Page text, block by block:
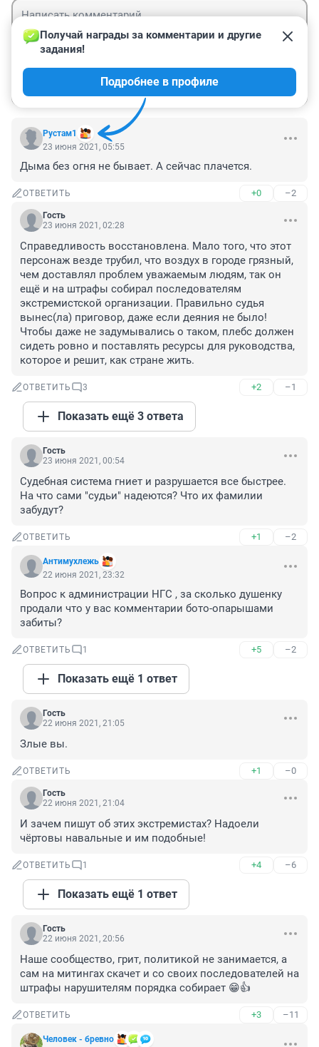
Рустам1
Получай награды за комментарии и другие
задания!
Подробнее в профиле
23 июня 2021, 05:55
Дыма без огня не бывает. А сейчас плачется.
ОТВЕТИТЬ +0 –2
Гость
23 июня 2021, 02:28
Справедливость восстановлена. Мало того, что этот
персонаж везде трубил, что воздух в городе грязный,
чем доставлял проблем уважаемым людям, так он
ещё и на штрафы собирал последователям
экстремистской организации. Правильно судья
вынес(ла) приговор, даже если деяния не было!
Чтобы даже не задумывались о таком, плебс должен
сидеть ровно и поставлять ресурсы для руководства,
которое и решит, как стране жить.
ОТВЕТИТЬ 3 +2 –1
Показать ещё 3 ответа
Гость
23 июня 2021, 00:54
Судебная система гниет и разрушается все быстрее.
На что сами "судьи" надеются? Что их фамилии
забудут?
ОТВЕТИТЬ +1 –2
Антимухлежь
22 июня 2021, 23:32
Вопрос к администрации НГС , за сколько душенку
продали что у вас комментарии бото-опарышами
забиты?
ОТВЕТИТЬ 1 +5 –2
Показать ещё 1 ответ
Гость
22 июня 2021, 21:05
Злые вы.
ОТВЕТИТЬ +1 –0
Гость
22 июня 2021, 21:04
И зачем пишут об этих экстремистах? Надоели
чёртовы навальные и им подобные!
ОТВЕТИТЬ 1 +4 –6
Показать ещё 1 ответ
Гость
22 июня 2021, 20:56
Наше сообщество, грит, политикой не занимается, а
сам на митингах скачет и со своих последователей на
штрафы нарушителям порядка собирает 😁👍
ОТВЕТИТЬ +3 –11
Человек - брeвно